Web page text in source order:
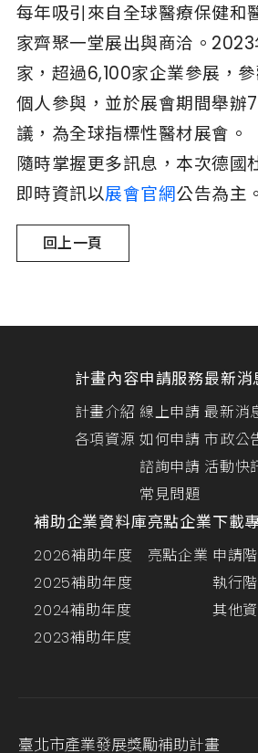
每年吸引來自全球醫療保健和
家齊聚一堂展出與商洽。
家，超過6,100家企業參展，
個人參與， 並於展會期間舉辦
議，為全球指標性醫材展會。
隨時掌握更多訊息， 本次德國
即時資訊以展會官網公告為主。
回上一頁
計畫內容
計畫介紹
各項資源
申請服務
線上申請
如何申請
諮詢申請
常見問題
最新消
最新消
市政公
活動快
補助企業資料庫
2026補助年度
2025補助年度
2024補助年度
2023補助年度
亮點企業
亮點企業
下載
申請
執行
其他
臺北市產業發展獎勵補助計畫